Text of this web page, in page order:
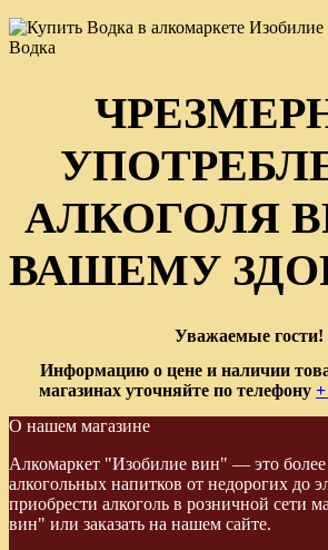
Водка
АЛКОГОЛЯ
ВАШЕМУ
Уважаемые гости!
Информацию о цене и наличии
магазинах уточняйте по телефону
О нашем магазине
Алкомаркет "Изобилие вин" — это
алкогольных напитков от недорогих до
приобрести алкоголь в розничной сети
вин" или заказать на нашем сайте.